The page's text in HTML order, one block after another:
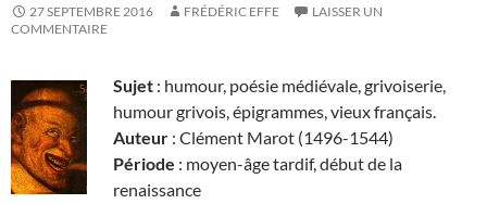
27 SEPTEMBRE 2016 FRÉDÉRIC EFFE
LAISSER UN
COMMENTAIRE
Sujet : humour, poésie médiévale, grivoiserie,
humour grivois, épigrammes, vieux français.
Auteur : Clément Marot (1496-1544)
Période : moyen-âge tardif, début de la
renaissance